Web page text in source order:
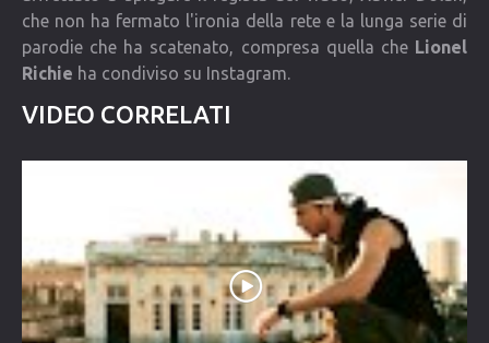
che non ha fermato l'ironia della rete e la lunga serie di
parodie che ha scatenato, compresa quella che Lionel
Richie ha condiviso su Instagram.
VIDEO CORRELATI